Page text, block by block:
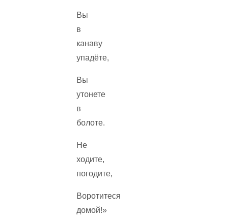
Вы
в
канаву
упадёте,
Вы
утонете
в
болоте.
Не
ходите,
погодите,
Воротитеся
домой!»